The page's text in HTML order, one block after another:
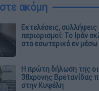
ακόμη
Εκτελέσεις, συλλήψεις
περιορισμοί: Το Ιράν
στο εσωτερικό εν
Η πρώτη δήλωση της
38χρονης Βρετανίδας
στην Κυψέλη